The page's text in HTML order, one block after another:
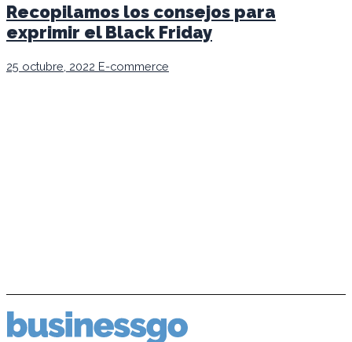
Recopilamos los consejos para
exprimir el Black Friday
25 octubre, 2022 E-commerce